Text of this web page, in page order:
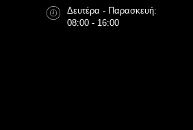
Δευτέρα - Παρασκευή:
08:00 - 16:00